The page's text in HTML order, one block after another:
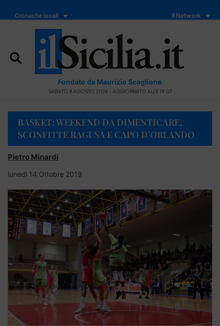
Cronache locali Il Network
Fondato da Maurizio Scaglione
SABATO 8 AGOSTO 2026 - AGGIORNATO ALLE 19:07
BASKET: WEEKEND DA DIMENTICARE,
SCONFITTE RAGUSA E CAPO D’ORLANDO
Pietro Minardi
lunedì 14 Ottobre 2019